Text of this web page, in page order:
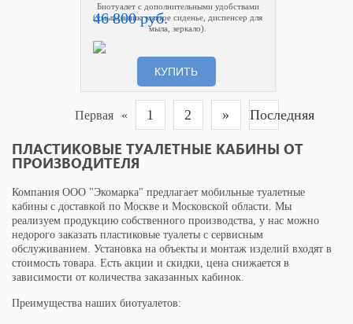
Биотуалет с дополнительными удобствами
(умывальник, мягкое сиденье, диспенсер для
мыла, зеркало).
46 800 руб.
КУПИТЬ
Первая « 1 2 » Последняя
ПЛАСТИКОВЫЕ ТУАЛЕТНЫЕ КАБИНЫ ОТ
ПРОИЗВОДИТЕЛЯ
Компания ООО "Экомарка" предлагает мобильные туалетные
кабины с доставкой по Москве и Московской области. Мы
реализуем продукцию собственного производства, у нас можно
недорого заказать пластиковые туалеты с сервисным
обслуживанием. Установка на объекты и монтаж изделий входят в
стоимость товара. Есть акции и скидки, цена снижается в
зависимости от количества заказанных кабинок.
Преимущества наших биотуалетов: